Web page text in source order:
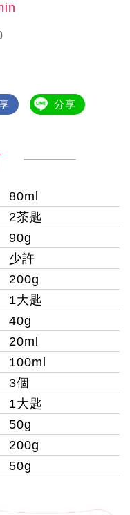
分享
80ml
2茶匙
90g
少許
200g
1大匙
40g
20ml
100ml
3個
1大匙
50g
200g
50g